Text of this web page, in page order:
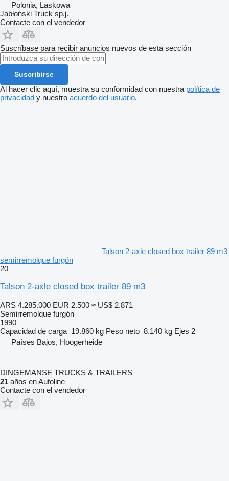
Polonia, Laskowa
Jabłoński Truck sp.j.
Contacte con el vendedor
Suscríbase para recibir anuncios nuevos de esta sección
Suscribirse
Al hacer clic aquí, muestra su conformidad con nuestra política de
privacidad y nuestro acuerdo del usuario.
Talson 2-axle closed box trailer 89 m3
semirremolque furgón
20
Talson 2-axle closed box trailer 89 m3
ARS 4.285.000 EUR 2.500 ≈ US$ 2.871
Semirremolque furgón
1990
Capacidad de carga 19.860 kg Peso neto 8.140 kg Ejes 2
Países Bajos, Hoogerheide
DINGEMANSE TRUCKS & TRAILERS
21 años en Autoline
Contacte con el vendedor